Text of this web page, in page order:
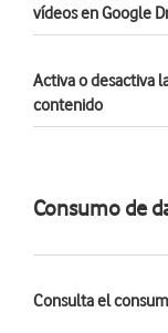
vídeos en Google
Activa o desactiva
contenido
Consumo de
Consulta el